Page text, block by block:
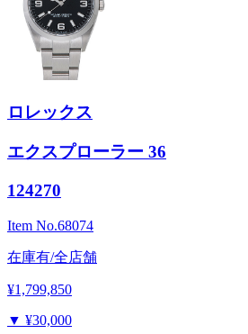
ロレックス
エクスプローラー 36
124270
Item No.68074
在庫有/全店舗
¥1,799,850
▼ ¥30,000